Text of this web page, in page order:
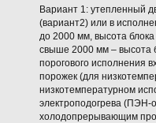
Вариант 1: утепленный
(вариант2) или в
до 2000 мм, высота
свыше 2000 мм – высота
порогового исполнения
порожек (для
низкотемпературном
электроподогрева (ПЭН-
холодопрерывающим